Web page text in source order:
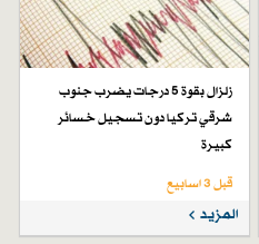
زلزال بقوة 5 درجات يضرب جنوب
شرقي تركيا دون تسجيل خسائر
كبيرة
قبل 3 اسابیع
المزيد